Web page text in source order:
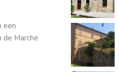
een
Marche